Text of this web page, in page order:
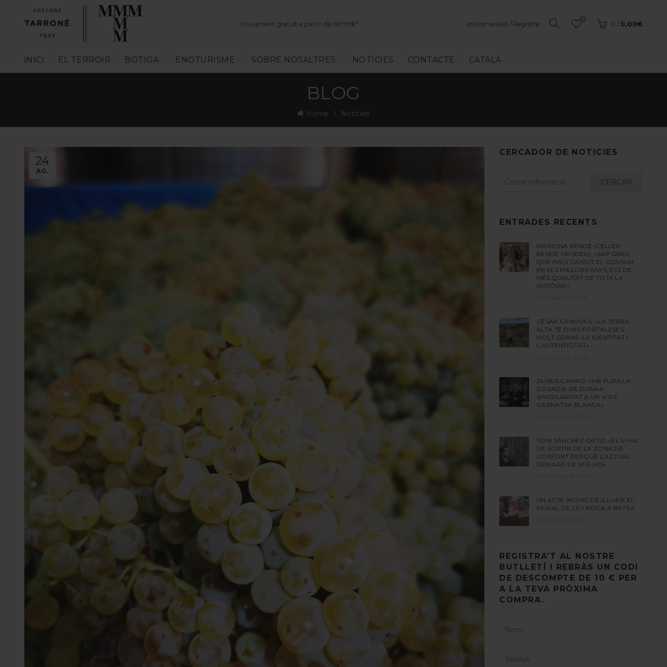
Enviament gratuït a partir de 69,99€* Iniciar sessió / Registre 0 / 0,00€
INICI EL TERROIR BOTIGA ENOTURISME SOBRE NOSALTRES NOTÍCIES CONTACTE CATALÀ
BLOG
Home Notícies
24
AG.
CERCADOR DE NOTICIES
CERCAR
ENTRADES RECENTS
MARIONA RENDÉ (CELLER
RENDÉ MASDEU): «SAP GREU
QUE HAGI CAIGUT EL CONSUM
EN ELS MILLORS ANYS, ELS DE
MÉS QUALITAT DE TOTA LA
HISTÒRIA»
CÉSAR CÁNOVAS: «LA TERRA
ALTA TÉ DUES FORTALESES
MOLT GRANS: LA IDENTITAT I
L’AUTENTICITAT»
JAVIER CAMPO: «ME FLIPA LA
GOSADIA DE DONAR
SINGULARITAT A UN VI DE
GARNATXA BLANCA»
TONI SÀNCHEZ ORTIZ: «EL VI HA
DE SORTIR DE LA ZONA DE
CONFORT PERQUÈ L’ACTUAL
DEIXARÀ DE SER-HO»
UN ACTE INCÍVIC DESLLUEIX EL
MURAL DE LILY BRICK A BATEA
REGISTRA’T AL NOSTRE
BUTLLETÍ I REBRÀS UN CODI
DE DESCOMPTE DE 10 € PER
A LA TEVA PRÒXIMA
COMPRA.